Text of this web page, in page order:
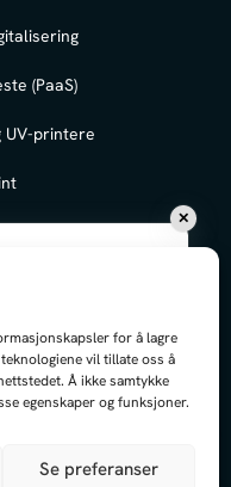
for å lagre
vil tillate oss å
Å ikke samtykke
egenskaper og funksjoner.
Se preferanser
(PaaS)
UV-printere
og Google
✕
deg med i dag?
litt feil innimellom